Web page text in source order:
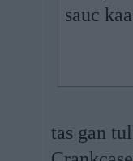
sauc
tas gan